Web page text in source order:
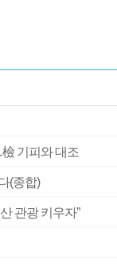
기피와 대조
(종합)
관광 키우자”